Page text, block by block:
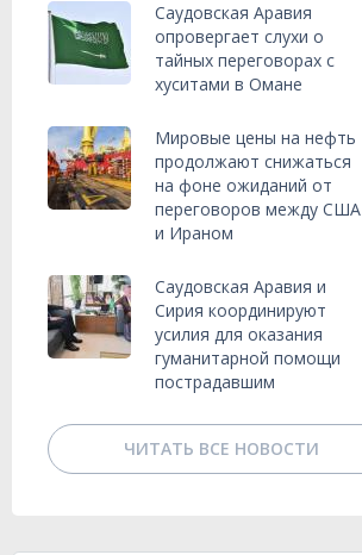
Саудовская Аравия
опровергает слухи о
тайных переговорах с
хуситами в Омане
Мировые цены на нефть
продолжают снижаться
на фоне ожиданий от
переговоров между США
и Ираном
Саудовская Аравия и
Сирия координируют
усилия для оказания
гуманитарной помощи
пострадавшим
ЧИТАТЬ ВСЕ НОВОСТИ